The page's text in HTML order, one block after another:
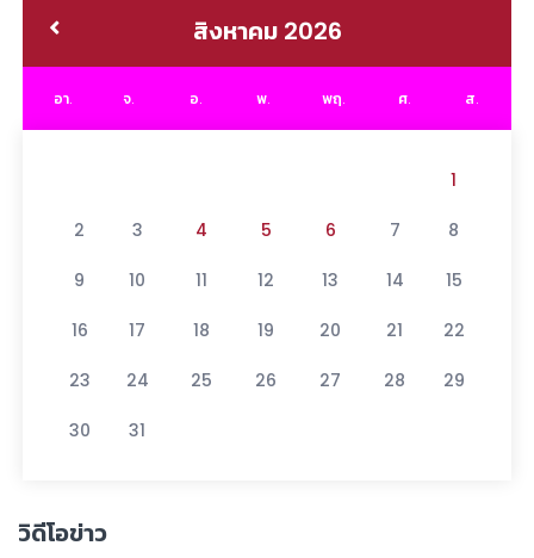
สิงหาคม 2026
อา. จ. อ. พ. พฤ. ศ. ส.
1
2 3 4 5 6 7 8
9 10 11 12 13 14 15
16 17 18 19 20 21 22
23 24 25 26 27 28 29
30 31
วิดีโอข่าว